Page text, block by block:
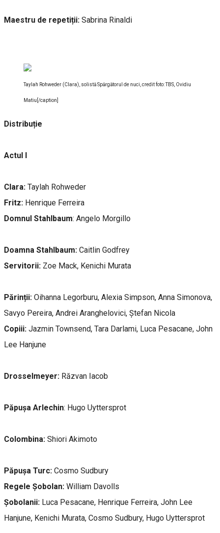
Maestru de repetiții: Sabrina Rinaldi
Taylah Rohweder (Clara), solistă Spărgătorul de nuci, credit foto: TBS, Ovidiu
Matiu[/caption]
Distribuție
Actul I
Clara: Taylah Rohweder
Fritz: Henrique Ferreira
Domnul Stahlbaum: Angelo Morgillo
Doamna Stahlbaum: Caitlin Godfrey
Servitorii: Zoe Mack, Kenichi Murata
Părinții: Oihanna Legorburu, Alexia Simpson, Anna Simonova,
Savyo Pereira, Andrei Aranghelovici, Ștefan Nicola
Copiii: Jazmin Townsend, Tara Darlami, Luca Pesacane, John
Lee Hanjune
Drosselmeyer: Răzvan Iacob
Păpușa Arlechin: Hugo Uyttersprot
Colombina: Shiori Akimoto
Păpușa Turc: Cosmo Sudbury
Regele Șobolan: William Davolls
Șobolanii: Luca Pesacane, Henrique Ferreira, John Lee
Hanjune, Kenichi Murata, Cosmo Sudbury, Hugo Uyttersprot